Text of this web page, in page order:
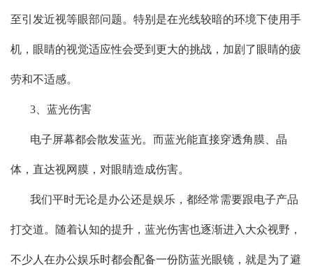
至引发近视等眼部问题。特别是在光线较暗的环境下使用手
机，眼睛的视觉适应性会受到更大的挑战，加剧了眼睛的疲
劳和不适感。
3、蓝光伤害
电子屏幕都会散发蓝光。而蓝光能直接穿透角膜、晶
体，直达视网膜，对眼睛造成伤害。
我们平时无论是办公还是娱乐，都经常需要跟电子产品
打交道。随着认知的提升，蓝光伤害也逐渐进入大众视野，
不少人在办公娱乐时都会配备一份防蓝光眼镜，就是为了避